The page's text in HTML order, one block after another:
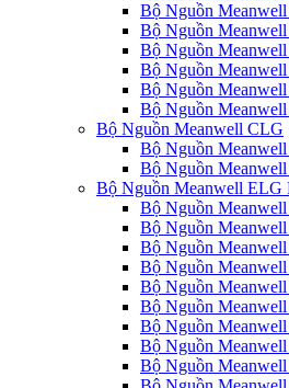
Bộ Nguồn
Bộ Nguồn
Bộ Nguồn
Bộ Nguồn
Bộ Nguồn
Bộ Nguồn
Bộ Nguồn Meanwell CLG
Bộ Nguồn
Bộ Nguồn
Bộ Nguồn Meanwell ELG
Bộ Nguồn
Bộ Nguồn
Bộ Nguồn
Bộ Nguồn
Bộ Nguồn
Bộ Nguồn
Bộ Nguồn
Bộ Nguồn
Bộ Nguồn